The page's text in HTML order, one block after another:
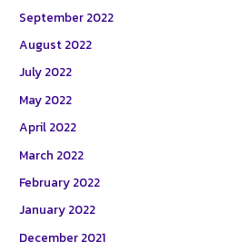
September 2022
August 2022
July 2022
May 2022
April 2022
March 2022
February 2022
January 2022
December 2021